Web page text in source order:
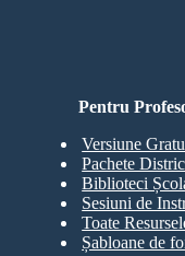
Pentru
Versiune
Pachete
Biblioteci
Sesiuni de
Toate
Șabloane de